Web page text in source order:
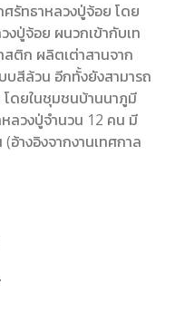
รัทธาหลวงปู่จ้อย โดย
ปู่จ้อย ผนวกเข้ากับเท
ติก ผลิตเต่าสานจาก
สีล้วน อีกทั้งยังสามารถ
ดยในชุมชนบ้านนาภูมี
ลวงปู่จำนวน 12 คน มี
างอิงจากงานเทศกาล